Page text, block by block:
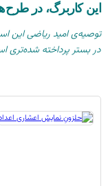
این کاربرگ، در
توصیه‌ی امید ریاضی این
در بستر پرداخته شده‌تری